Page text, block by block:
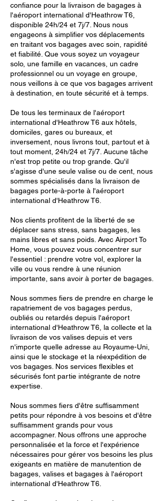
confiance pour la livraison de bagages à
l'aéroport international d'Heathrow T6,
disponible 24h/24 et 7j/7. Nous nous
engageons à simplifier vos déplacements
en traitant vos bagages avec soin, rapidité
et fiabilité. Que vous soyez un voyageur
solo, une famille en vacances, un cadre
professionnel ou un voyage en groupe,
nous veillons à ce que vos bagages arrivent
à destination, en toute sécurité et à temps.
De tous les terminaux de l'aéroport
international d'Heathrow T6 aux hôtels,
domiciles, gares ou bureaux, et
inversement, nous livrons tout, partout et à
tout moment, 24h/24 et 7j/7. Aucune tâche
n'est trop petite ou trop grande. Qu'il
s'agisse d'une seule valise ou de cent, nous
sommes spécialisés dans la livraison de
bagages porte-à-porte à l'aéroport
international d'Heathrow T6.
Nos clients profitent de la liberté de se
déplacer sans stress, sans bagages, les
mains libres et sans poids. Avec Airport To
Home, vous pouvez vous concentrer sur
l'essentiel : prendre votre vol, explorer la
ville ou vous rendre à une réunion
importante, sans avoir à porter de bagages.
Nous sommes fiers de prendre en charge le
rapatriement de vos bagages perdus,
oubliés ou retardés depuis l'aéroport
international d'Heathrow T6, la collecte et la
livraison de vos valises depuis et vers
n'importe quelle adresse au Royaume-Uni,
ainsi que le stockage et la réexpédition de
vos bagages. Nos services flexibles et
sécurisés font partie intégrante de notre
expertise.
Nous sommes fiers d'être suffisamment
petits pour répondre à vos besoins et d'être
suffisamment grands pour vous
accompagner. Nous offrons une approche
personnalisée et la force et l'expérience
nécessaires pour gérer vos besoins les plus
exigeants en matière de manutention de
bagages, valises et bagages à l'aéroport
international d'Heathrow T6.